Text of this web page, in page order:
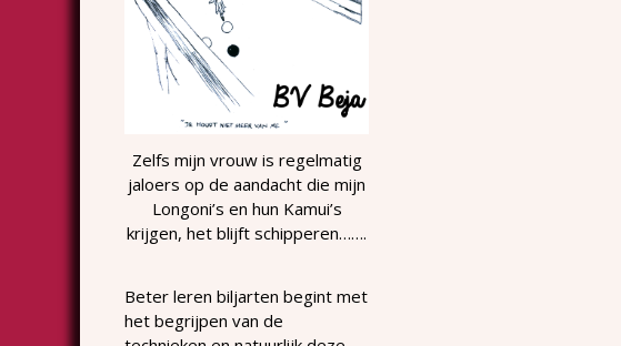
Zelfs mijn vrouw is regelmatig
jaloers op de aandacht die mijn
Longoni’s en hun Kamui’s
krijgen, het blijft schipperen…….
Beter leren biljarten begint met
het begrijpen van de